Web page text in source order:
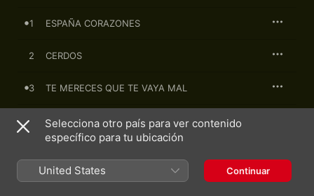
1 ESPAÑA CORAZONES
2 CERDOS
3 TE MERECES QUE TE VAYA MAL
4 HOLA, DESTRUCCIÓN
6 COSAS QUE NO ME GUSTAN
Selecciona otro país para ver contenido
específico para tu ubicación
United States Continuar